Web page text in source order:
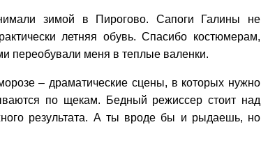
зимой в Пирогово. Сапоги Галины не
летняя обувь. Спасибо костюмерам,
переобували меня в теплые валенки.
– драматические сцены, в которых нужно
по щекам. Бедный режиссер стоит над
результата. А ты вроде бы и рыдаешь, но